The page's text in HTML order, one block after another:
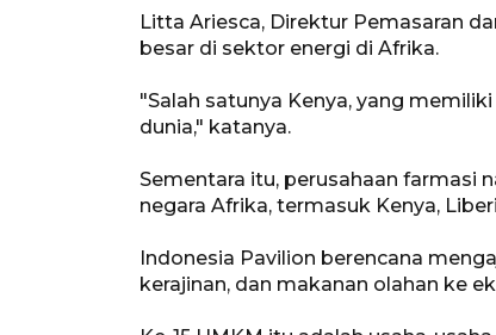
Litta Ariesca, Direktur Pemasaran
besar di sektor energi di Afrika.
"Salah satunya Kenya, yang
dunia," katanya.
Sementara itu, perusahaan farmasi
negara Afrika, termasuk Kenya,
Indonesia Pavilion berencana
kerajinan, dan makanan olahan ke